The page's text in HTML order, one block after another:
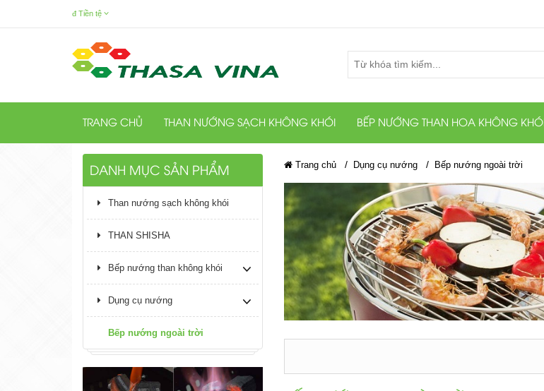
đ Tiền tệ
TRANG CHỦ THAN NƯỚNG SẠCH KHÔNG KHÓI BẾP NƯỚNG THAN HOA KHÔNG KHÓI
DANH MỤC SẢN PHẨM
Than nướng sạch không khói
THAN SHISHA
Bếp nướng than không khói
Dụng cụ nướng
Bếp nướng ngoài trời
Trang chủ / Dụng cụ nướng / Bếp nướng ngoài trời